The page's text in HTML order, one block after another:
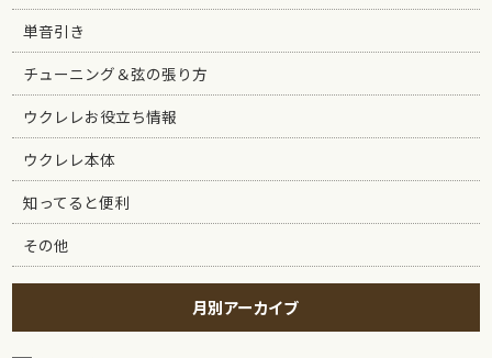
単音引き
チューニング＆弦の張り方
ウクレレお役立ち情報
ウクレレ本体
知ってると便利
その他
月別アーカイブ